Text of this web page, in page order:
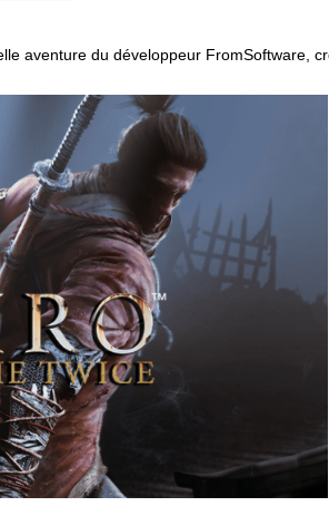
aventure du développeur FromSoftware,